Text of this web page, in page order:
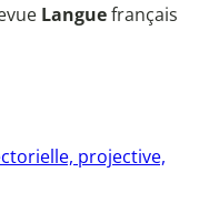
Languefrançais
projective,